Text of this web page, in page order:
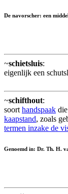
De navorscher: een
~schietsluis:
eigenlijk een
~schifthout:
soort handspaak
kaapstand, zoals
termen inzake de
Genoemd in: Dr. Th. H.